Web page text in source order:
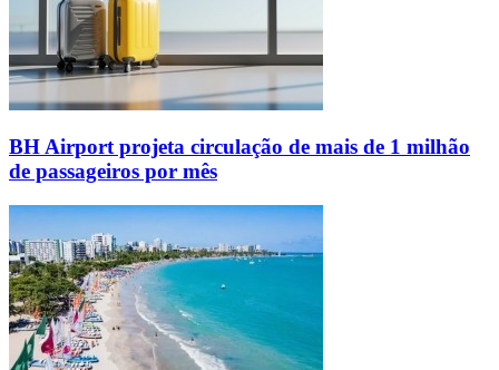
BH Airport projeta circulação de mais de 1 milhão
de passageiros por mês